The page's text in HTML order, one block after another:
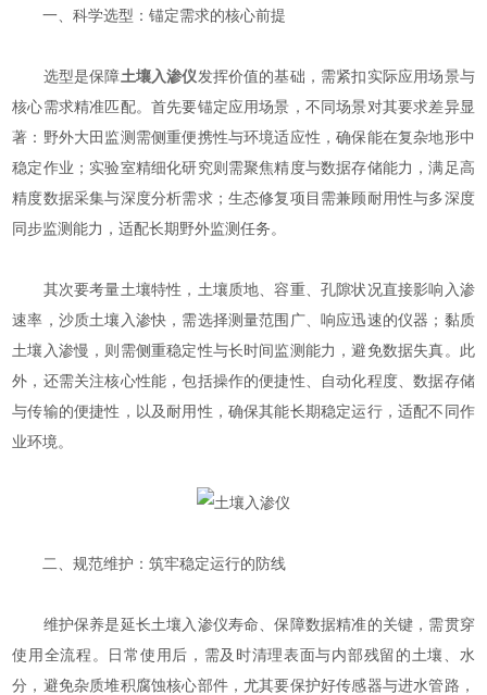
一、科学选型：锚定需求的核心前提
选型是保障土壤入渗仪发挥价值的基础，需紧扣实际应用场景与
核心需求精准匹配。首先要锚定应用场景，不同场景对其要求差异显
著：野外大田监测需侧重便携性与环境适应性，确保能在复杂地形中
稳定作业；实验室精细化研究则需聚焦精度与数据存储能力，满足高
精度数据采集与深度分析需求；生态修复项目需兼顾耐用性与多深度
同步监测能力，适配长期野外监测任务。
其次要考量土壤特性，土壤质地、容重、孔隙状况直接影响入渗
速率，沙质土壤入渗快，需选择测量范围广、响应迅速的仪器；黏质
土壤入渗慢，则需侧重稳定性与长时间监测能力，避免数据失真。此
外，还需关注核心性能，包括操作的便捷性、自动化程度、数据存储
与传输的便捷性，以及耐用性，确保其能长期稳定运行，适配不同作
业环境。
二、规范维护：筑牢稳定运行的防线
维护保养是延长土壤入渗仪寿命、保障数据精准的关键，需贯穿
使用全流程。日常使用后，需及时清理表面与内部残留的土壤、水
分，避免杂质堆积腐蚀核心部件，尤其要保护好传感器与进水管路，